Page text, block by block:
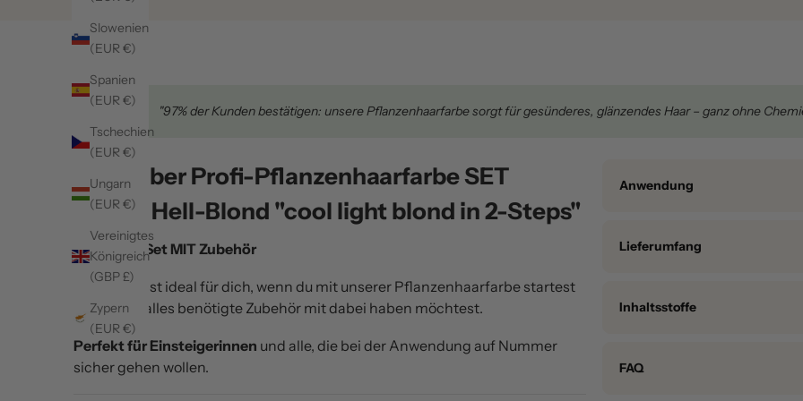
Slowenien
(EUR €)
Spanien
(EUR €)
Tschechien
(EUR €)
Ungarn
(EUR €)
Vereinigtes
Königreich
(GBP £)
Zypern
(EUR €)
★★★★★ "97% der Kunden bestätigen: unsere Pflanzenhaarfarbe sorgt für gesünderes, glänzendes Haar – ganz ohne
Mehr über Profi-Pflanzenhaarfarbe SET
kühles Hell-Blond "cool light blond in 2-Steps"
Komplett-Set MIT Zubehör
Dieses Set ist ideal für dich, wenn du mit unserer Pflanzenhaarfarbe startest
und direkt alles benötigte Zubehör mit dabei haben möchtest.
Perfekt für Einsteigerinnen und alle, die bei der Anwendung auf Nummer
sicher gehen wollen.
Anwendung
Lieferumfang
Inhaltsstoffe
warm light blond: Pouteria
FAQ